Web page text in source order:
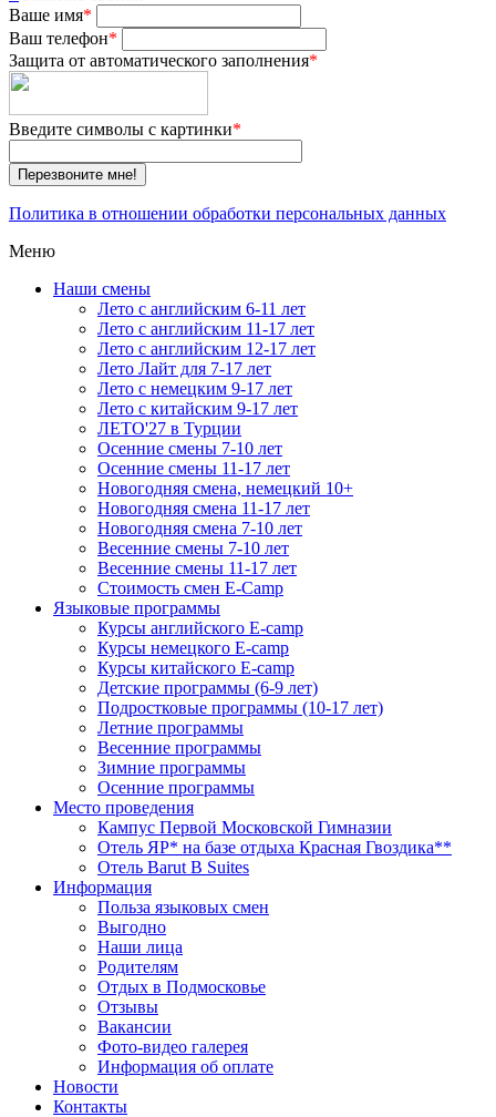
Ваше имя*
Ваш телефон*
Защита от автоматического заполнения*
Введите символы с картинки*
Перезвоните мне!
Политика в отношении обработки персональных данных
Меню
Наши смены
Лето с английским 6-11 лет
Лето с английским 11-17 лет
Лето с английским 12-17 лет
Лето Лайт для 7-17 лет
Лето c немецким 9-17 лет
Лето с китайским 9-17 лет
ЛЕТО'27 в Турции
Осенние смены 7-10 лет
Осенние смены 11-17 лет
Новогодняя смена, немецкий 10+
Новогодняя смена 11-17 лет
Новогодняя смена 7-10 лет
Весенние смены 7-10 лет
Весенние смены 11-17 лет
Стоимость смен E-Camp
Языковые программы
Курсы английского E-camp
Курсы немецкого E-camp
Курсы китайского E-camp
Детские программы (6-9 лет)
Подростковые программы (10-17 лет)
Летние программы
Весенние программы
Зимние программы
Осенние программы
Место проведения
Кампус Первой Московской Гимназии
Отель ЯР* на базе отдыха Красная Гвоздика**
Отель Barut B Suites
Информация
Польза языковых смен
Выгодно
Наши лица
Родителям
Отдых в Подмосковье
Отзывы
Вакансии
Фото-видео галерея
Информация об оплате
Новости
Контакты